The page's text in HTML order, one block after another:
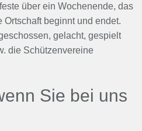
über ein Wochenende, das
beginnt und endet.
gelacht, gespielt
die Schützenvereine
Sie bei uns